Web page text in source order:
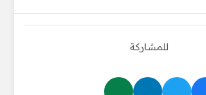
للمشاركة